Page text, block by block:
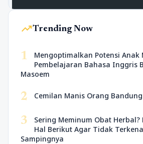
trending_upTrending Now
1
Mengoptimalkan Potensi Anak
Pembelajaran Bahasa Inggris
Masoem
2 Cemilan Manis Orang Bandung
3
Sering Meminum Obat
Hal Berikut Agar Tidak
Sampingnya